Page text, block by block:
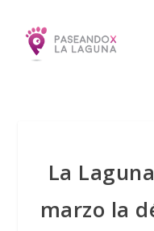
La
marzo la